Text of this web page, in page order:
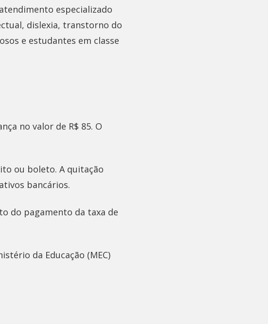
especializado
dislexia, transtorno do
e estudantes em classe
no valor de R$ 85. O
ou boleto. A quitação
bancários.
do pagamento da taxa de
da Educação (MEC)